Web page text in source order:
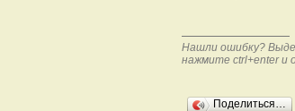
Нашли ошибку?
нажмите ctrl+enter и
Поделиться…